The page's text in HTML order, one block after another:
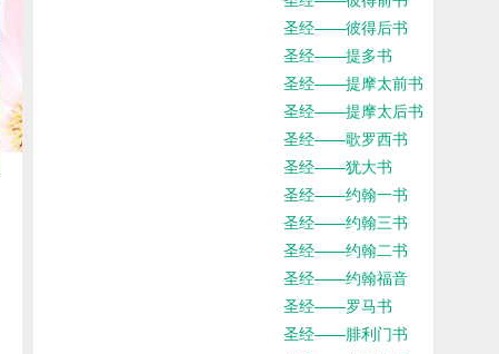
圣经——彼得后书
圣经——提多书
圣经——提摩太前书
圣经——提摩太后书
圣经——歌罗西书
圣经——犹大书
圣经——约翰一书
圣经——约翰三书
圣经——约翰二书
圣经——约翰福音
圣经——罗马书
圣经——腓利门书